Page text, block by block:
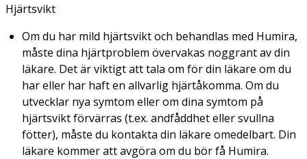
Hjärtsvikt
Om du har mild hjärtsvikt och behandlas med Humira,
måste dina hjärtproblem övervakas noggrant av din
läkare. Det är viktigt att tala om för din läkare om du
har eller har haft en allvarlig hjärtåkomma. Om du
utvecklar nya symtom eller om dina symtom på
hjärtsvikt förvärras (t.ex. andfåddhet eller svullna
fötter), måste du kontakta din läkare omedelbart. Din
läkare kommer att avgöra om du bör få Humira.